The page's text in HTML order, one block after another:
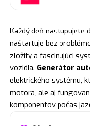
Každý deň nastupujete
naštartuje bez
zložitý a fascinujúci
vozidla. Generátor
elektrického systému,
motora, ale aj
komponentov počas